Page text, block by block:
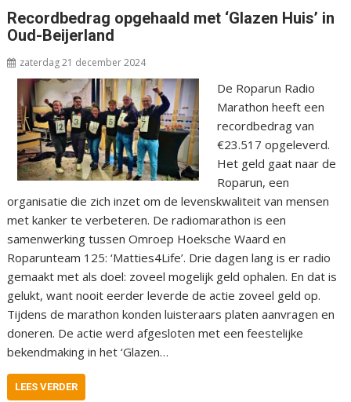
Recordbedrag opgehaald met ‘Glazen Huis’ in
Oud-Beijerland
zaterdag 21 december 2024
De Roparun Radio
Marathon heeft een
recordbedrag van
€23.517 opgeleverd.
Het geld gaat naar de
Roparun, een
organisatie die zich inzet om de levenskwaliteit van mensen
met kanker te verbeteren. De radiomarathon is een
samenwerking tussen Omroep Hoeksche Waard en
Roparunteam 125: ‘Matties4Life’. Drie dagen lang is er radio
gemaakt met als doel: zoveel mogelijk geld ophalen. En dat is
gelukt, want nooit eerder leverde de actie zoveel geld op.
Tijdens de marathon konden luisteraars platen aanvragen en
doneren. De actie werd afgesloten met een feestelijke
bekendmaking in het ‘Glazen…
LEES VERDER